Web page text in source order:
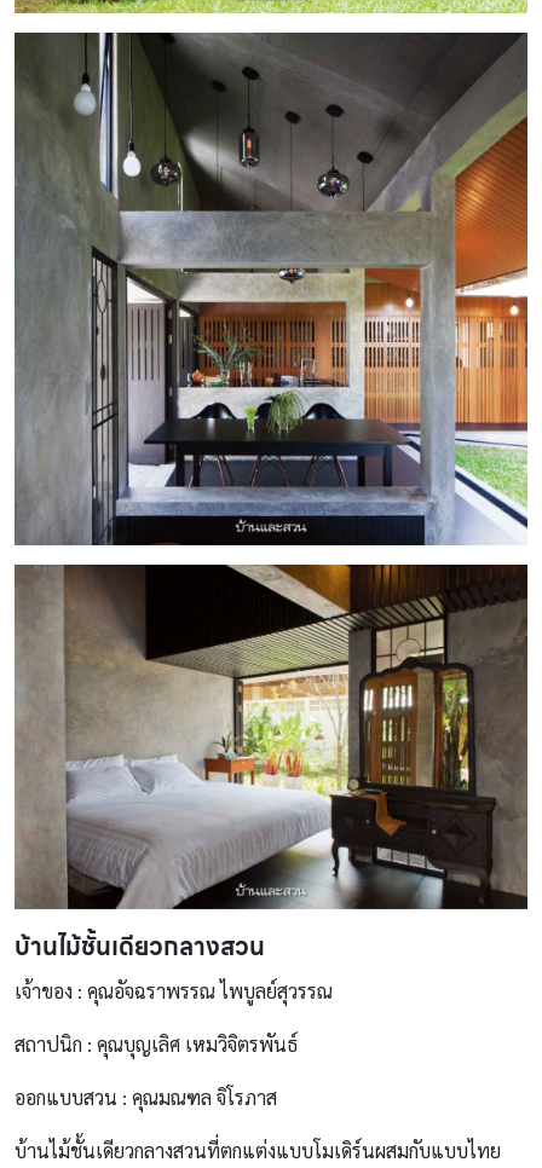
บ้านไม้ชั้นเดียวกลางสวน
เจ้าของ : คุณอัจฉราพรรณ ไพบูลย์สุวรรณ
สถาปนิก : คุณบุญเลิศ เหมวิจิตรพันธ์
ออกแบบสวน : คุณมณฑล จิโรภาส
บ้านไม้ชั้นเดียวกลางสวนที่ตกแต่งแบบโมเดิร์นผสมกับแบบไทย